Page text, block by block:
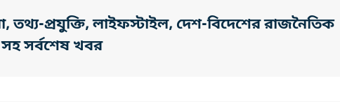
তথ্য-প্রযুক্তি, লাইফস্টাইল, দেশ-বিদেশের রাজনৈতিক
সহ সর্বশেষ খবর